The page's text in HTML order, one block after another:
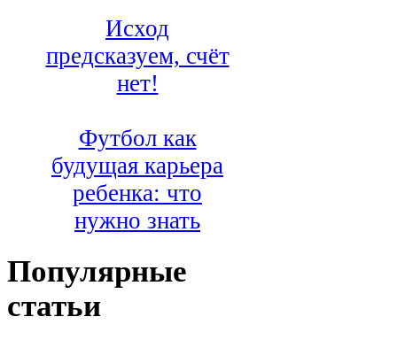
Исход
предсказуем, счёт
нет!
Футбол как
будущая карьера
ребенка: что
нужно знать
Популярные
статьи